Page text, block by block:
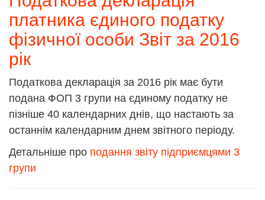
платника єдиного податку
фізичної особи Звіт за 2016
рік
Податкова декларація за 2016 рік має бути
подана ФОП 3 групи на єдиному податку не
пізніше 40 календарних днів, що настають за
останнім календарним днем звітного періоду.
Детальніше про подання звіту підприємцями 3
групи